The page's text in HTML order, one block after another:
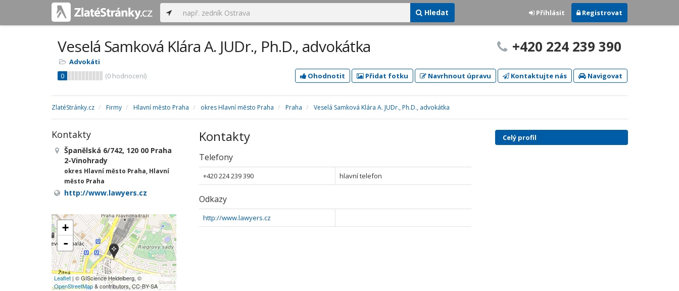
Hledat Přihlásit Registrovat
Veselá Samková Klára A. JUDr., Ph.D., advokátka
Advokáti
0
(0 hodnocení)
+420 224 239 390
Ohodnotit Přidat fotku Navrhnout úpravu Kontaktujte nás Navigovat
ZlatéStránky.cz Firmy Hlavní město Praha okres Hlavní město Praha Praha Veselá Samková Klára A. JUDr., Ph.D., advokátka
Kontakty
Telefony
+420 224 239 390 hlavní telefon
Odkazy
http://www.lawyers.cz
Kontakty
Španělská 6/742, 120 00 Praha
2-Vinohrady
okres Hlavní město Praha, Hlavní
město Praha
http://www.lawyers.cz
+
-
Leaflet | © GIScience Heidelberg, ©
OpenStreetMap& contributors, CC-BY-SA
Celý profil